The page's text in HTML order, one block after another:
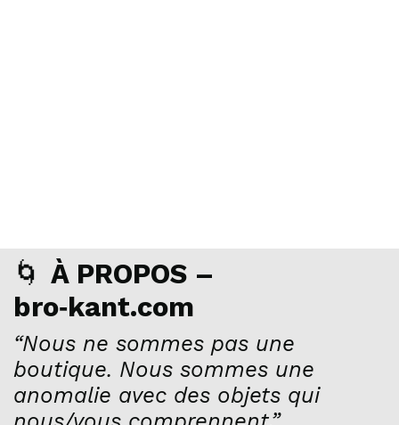
🌀 À PROPOS –
bro‑kant.com
“Nous ne sommes pas une
boutique. Nous sommes une
anomalie avec des objets qui